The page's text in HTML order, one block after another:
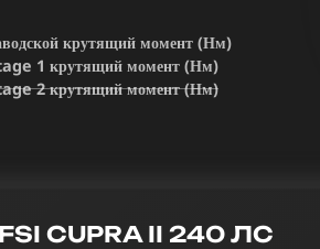
крутящий момент (Нм)
1 крутящий момент (Нм)
2 крутящий момент (Нм)
CUPRA II 240 ЛС